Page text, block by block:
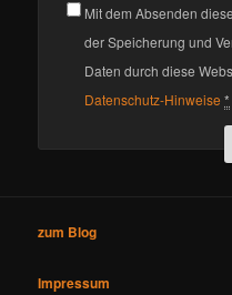
Mit dem Absenden
der Speicherung und
Daten durch diese
Datenschutz-Hinweise *
zum Blog
Impressum